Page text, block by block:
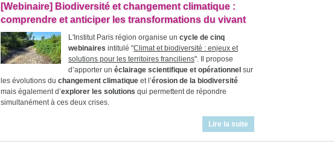
[Webinaire] Biodiversité et changement climatique :
comprendre et anticiper les transformations du vivant
L'Institut Paris région organise un cycle de cinq
webinaires intitulé "Climat et biodiversité : enjeux et
solutions pour les territoires franciliens". Il propose
d’apporter un éclairage scientifique et opérationnel sur
les évolutions du changement climatique et l’érosion de la biodiversité
mais également d’explorer les solutions qui permettent de répondre
simultanément à ces deux crises.
Lire la suite